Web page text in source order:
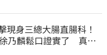
現身三總大腸直腸科！
乃麟鬆口證實了 真實